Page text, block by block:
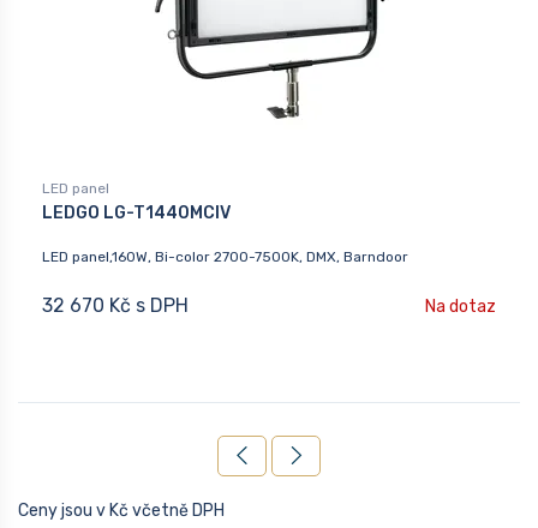
LED panel
LEDGO LG-T1440MCIV
LED panel,160W, Bi-color 2700-7500K, DMX, Barndoor
32 670 Kč s DPH Na dotaz
Ceny jsou v Kč včetně DPH